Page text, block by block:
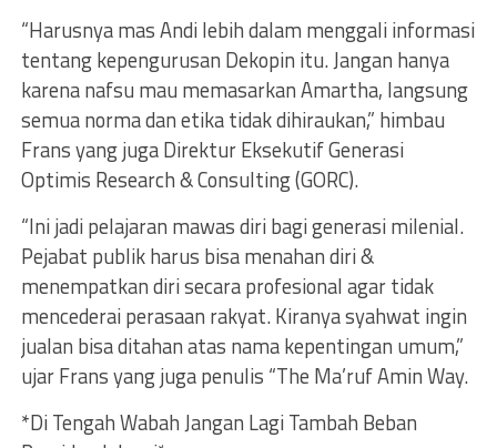
“Harusnya mas Andi lebih dalam menggali informasi
tentang kepengurusan Dekopin itu. Jangan hanya
karena nafsu mau memasarkan Amartha, langsung
semua norma dan etika tidak dihiraukan,” himbau
Frans yang juga Direktur Eksekutif Generasi
Optimis Research & Consulting (GORC).
“Ini jadi pelajaran mawas diri bagi generasi milenial.
Pejabat publik harus bisa menahan diri &
menempatkan diri secara profesional agar tidak
mencederai perasaan rakyat. Kiranya syahwat ingin
jualan bisa ditahan atas nama kepentingan umum,”
ujar Frans yang juga penulis “The Ma’ruf Amin Way.
*Di Tengah Wabah Jangan Lagi Tambah Beban